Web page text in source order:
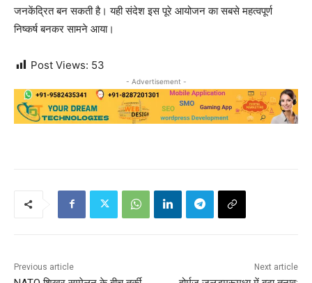
जनकेंद्रित बन सकती है। यही संदेश इस पूरे आयोजन का सबसे महत्वपूर्ण
निष्कर्ष बनकर सामने आया।
Post Views: 53
- Advertisement -
Previous article Next article